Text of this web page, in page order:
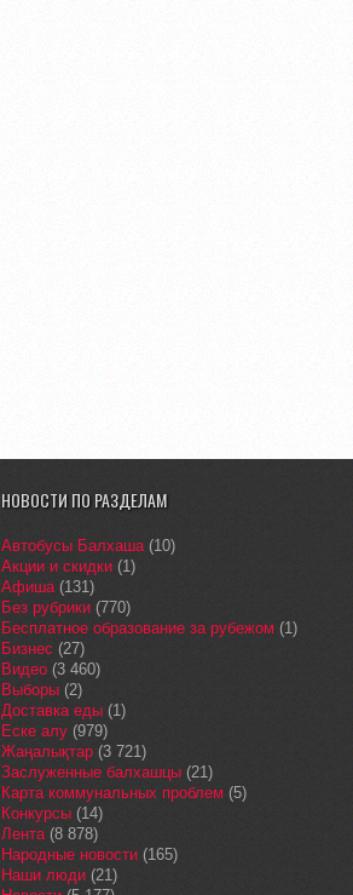
НОВОСТИ ПО РАЗДЕЛАМ
Автобусы Балхаша(10)
Акции и скидки (1)
Афиша(131)
Без рубрики (770)
Бесплатное образование за рубежом (1)
Бизнес (27)
Видео (3 460)
Выборы (2)
Доставка еды (1)
Еске алу (979)
Жаңалықтар (3 721)
Заслуженные балхашцы (21)
Карта коммунальных проблем (5)
Конкурсы (14)
Лента(8 878)
Народные новости (165)
Наши люди (21)